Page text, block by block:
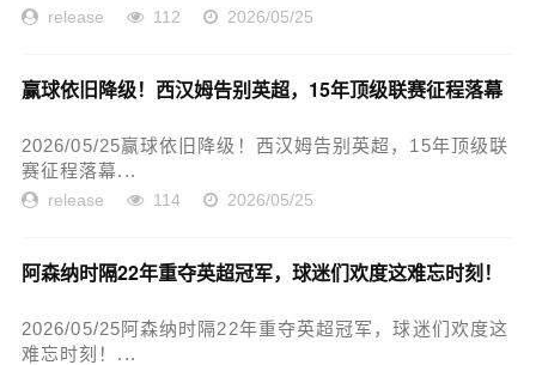
release 112 2026/05/25
赢球依旧降级！西汉姆告别英超，15年顶级联赛征程落幕
2026/05/25赢球依旧降级！西汉姆告别英超，15年顶级联
赛征程落幕...
release 114 2026/05/25
阿森纳时隔22年重夺英超冠军，球迷们欢度这难忘时刻！
2026/05/25阿森纳时隔22年重夺英超冠军，球迷们欢度这
难忘时刻！...